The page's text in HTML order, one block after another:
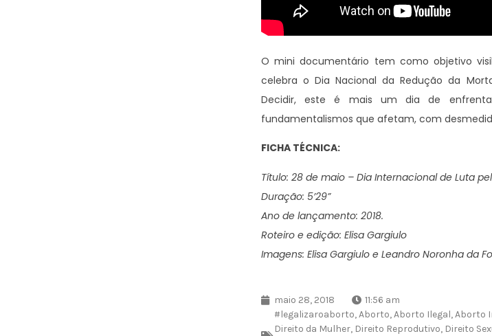
O mini documentário tem como objetivo
celebra o Dia Nacional da Redução da
Decidir, este é mais um dia de
fundamentalismos que afetam, com
FICHA TÉCNICA:
Título: 28 de maio – Dia Internacional de Luta
Duração: 5’29”
Ano de lançamento: 2018.
Roteiro e edição: Elisa Gargiulo
Imagens: Elisa Gargiulo e Leandro Noronha da
maio 28, 2018
11:56 am
‪#‎legalizaroaborto,Aborto,Aborto Ilegal,Aborto
Direito da Mulher, Direito Reprodutivo, Direito